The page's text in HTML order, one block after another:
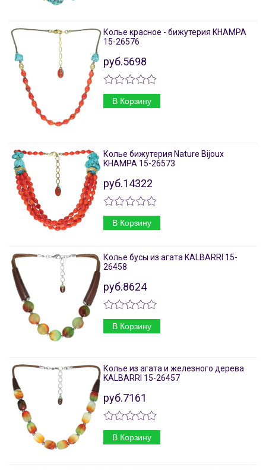
Колье красное - бижутерия KHAMPA
15-26576
руб.5698
В Корзину
Колье бижутерия Nature Bijoux
KHAMPA 15-26573
руб.14322
В Корзину
Колье бусы из агата KALBARRI 15-
26458
руб.8624
В Корзину
Колье из агата и железного дерева
KALBARRI 15-26457
руб.7161
В Корзину